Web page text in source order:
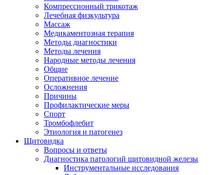
Компрессионный трикотаж
Лечебная физкультура
Массаж
Медикаментозная терапия
Методы диагностики
Методы лечения
Народные методы лечения
Общие
Оперативное лечение
Осложнения
Причины
Профилактические меры
Спорт
Тромбофлебит
Этиология и патогенез
Щитовидка
Вопросы и ответы
Диагностика патологий щитовидной железы
Инструментальные исследования